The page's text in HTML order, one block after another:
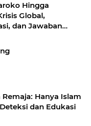
Hingga
Global,
dan Jawaban
Hanya Islam
dan Edukasi